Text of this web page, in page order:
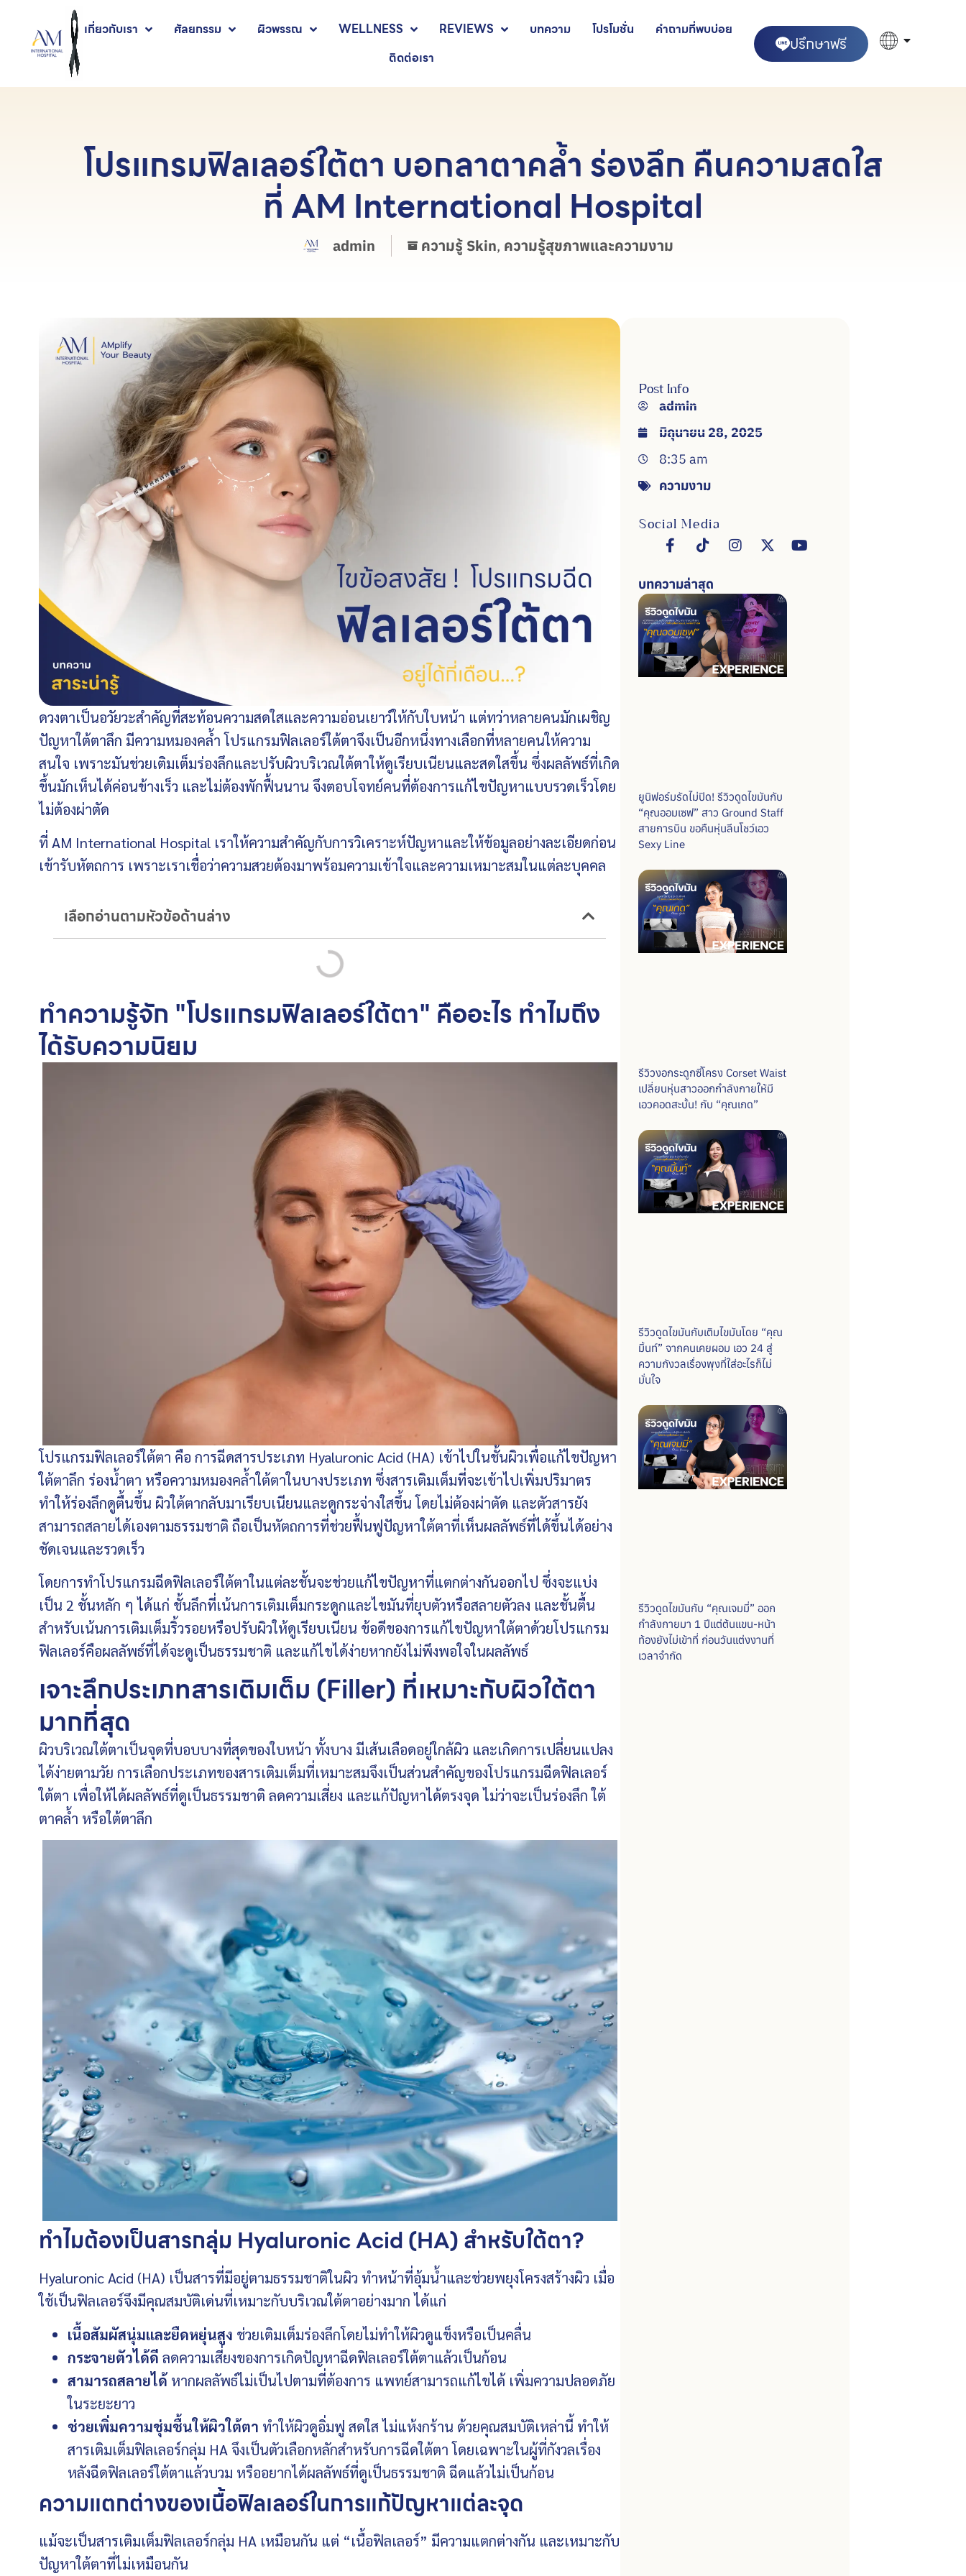
เกี่ยวกับเรา ศัลยกรรม ผิวพรรณ WELLNESS REVIEWS บทความ โปรโมชั่น
คำถามที่พบบ่อย
ติดต่อเรา
ปรึกษาฟรี
โปรแกรมฟิลเลอร์ใต้ตา บอกลาตาคล้ำ ร่องลึก คืนความสดใส
ที่ AM International Hospital
admin ความรู้ Skin, ความรู้สุขภาพและความงาม
ดวงตาเป็นอวัยวะสำคัญที่สะท้อนความสดใสและความอ่อนเยาว์ให้กับใบหน้า แต่ทว่าหลายคนมักเผชิญ
ปัญหาใต้ตาลึก มีความหมองคล้ำ โปรแกรมฟิลเลอร์ใต้ตาจึงเป็นอีกหนึ่งทางเลือกที่หลายคนให้ความ
สนใจ เพราะมันช่วยเติมเต็มร่องลึกและปรับผิวบริเวณใต้ตาให้ดูเรียบเนียนและสดใสขึ้น ซึ่งผลลัพธ์ที่เกิด
ขึ้นมักเห็นได้ค่อนข้างเร็ว และไม่ต้องพักฟื้นนาน จึงตอบโจทย์คนที่ต้องการแก้ไขปัญหาแบบรวดเร็วโดย
ไม่ต้องผ่าตัด
ที่ AM International Hospital เราให้ความสำคัญกับการวิเคราะห์ปัญหาและให้ข้อมูลอย่างละเอียดก่อน
เข้ารับหัตถการ เพราะเราเชื่อว่าความสวยต้องมาพร้อมความเข้าใจและความเหมาะสมในแต่ละบุคคล
เลือกอ่านตามหัวข้อด้านล่าง
ทำความรู้จัก "โปรแกรมฟิลเลอร์ใต้ตา" คืออะไร ทำไมถึง
ได้รับความนิยม
โปรแกรมฟิลเลอร์ใต้ตา คือ การฉีดสารประเภท Hyaluronic Acid (HA) เข้าไปในชั้นผิวเพื่อแก้ไขปัญหา
ใต้ตาลึก ร่องน้ำตา หรือความหมองคล้ำใต้ตาในบางประเภท ซึ่งสารเติมเต็มที่จะเข้าไปเพิ่มปริมาตร
ทำให้ร่องลึกดูตื้นขึ้น ผิวใต้ตากลับมาเรียบเนียนและดูกระจ่างใสขึ้น โดยไม่ต้องผ่าตัด และตัวสารยัง
สามารถสลายได้เองตามธรรมชาติ ถือเป็นหัตถการที่ช่วยฟื้นฟูปัญหาใต้ตาที่เห็นผลลัพธ์ที่ได้ขึ้นได้อย่าง
ชัดเจนและรวดเร็ว
โดยการทำโปรแกรมฉีดฟิลเลอร์ใต้ตาในแต่ละชั้นจะช่วยแก้ไขปัญหาที่แตกต่างกันออกไป ซึ่งจะแบ่ง
เป็น 2 ชั้นหลัก ๆ ได้แก่ ชั้นลึกที่เน้นการเติมเต็มกระดูกและไขมันที่ยุบตัวหรือสลายตัวลง และชั้นตื้น
สำหรับเน้นการเติมเต็มริ้วรอยหรือปรับผิวให้ดูเรียบเนียน ข้อดีของการแก้ไขปัญหาใต้ตาด้วยโปรแกรม
ฟิลเลอร์คือผลลัพธ์ที่ได้จะดูเป็นธรรมชาติ และแก้ไขได้ง่ายหากยังไม่พึงพอใจในผลลัพธ์
เจาะลึกประเภทสารเติมเต็ม (Filler) ที่เหมาะกับผิวใต้ตา
มากที่สุด
ผิวบริเวณใต้ตาเป็นจุดที่บอบบางที่สุดของใบหน้า ทั้งบาง มีเส้นเลือดอยู่ใกล้ผิว และเกิดการเปลี่ยนแปลง
ได้ง่ายตามวัย การเลือกประเภทของสารเติมเต็มที่เหมาะสมจึงเป็นส่วนสำคัญของโปรแกรมฉีดฟิลเลอร์
ใต้ตา เพื่อให้ได้ผลลัพธ์ที่ดูเป็นธรรมชาติ ลดความเสี่ยง และแก้ปัญหาได้ตรงจุด ไม่ว่าจะเป็นร่องลึก ใต้
ตาคล้ำ หรือใต้ตาลึก
ทำไมต้องเป็นสารกลุ่ม Hyaluronic Acid (HA) สำหรับใต้ตา?
Hyaluronic Acid (HA) เป็นสารที่มีอยู่ตามธรรมชาติในผิว ทำหน้าที่อุ้มน้ำและช่วยพยุงโครงสร้างผิว เมื่อ
ใช้เป็นฟิลเลอร์จึงมีคุณสมบัติเด่นที่เหมาะกับบริเวณใต้ตาอย่างมาก ได้แก่
เนื้อสัมผัสนุ่มและยืดหยุ่นสูง ช่วยเติมเต็มร่องลึกโดยไม่ทำให้ผิวดูแข็งหรือเป็นคลื่น
กระจายตัวได้ดี ลดความเสี่ยงของการเกิดปัญหาฉีดฟิลเลอร์ใต้ตาแล้วเป็นก้อน
สามารถสลายได้หากผลลัพธ์ไม่เป็นไปตามที่ต้องการ แพทย์สามารถแก้ไขได้ เพิ่มความปลอดภัย
ในระยะยาว
ช่วยเพิ่มความชุ่มชื้นให้ผิวใต้ตา ทำให้ผิวดูอิ่มฟู สดใส ไม่แห้งกร้าน ด้วยคุณสมบัติเหล่านี้ ทำให้
สารเติมเต็มฟิลเลอร์กลุ่ม HA จึงเป็นตัวเลือกหลักสำหรับการฉีดใต้ตา โดยเฉพาะในผู้ที่กังวลเรื่อง
หลังฉีดฟิลเลอร์ใต้ตาแล้วบวม หรืออยากได้ผลลัพธ์ที่ดูเป็นธรรมชาติ ฉีดแล้วไม่เป็นก้อน
ความแตกต่างของเนื้อฟิลเลอร์ในการแก้ปัญหาแต่ละจุด
แม้จะเป็นสารเติมเต็มฟิลเลอร์กลุ่ม HA เหมือนกัน แต่ “เนื้อฟิลเลอร์” มีความแตกต่างกัน และเหมาะกับ
ปัญหาใต้ตาที่ไม่เหมือนกัน
Post Info
admin
มิถุนายน 28, 2025
8:35 am
ความงาม
Social Media
บทความล่าสุด
ยูนิฟอร์มรัดไม่ปิด! รีวิวดูดไขมันกับ
“คุณออมเซฟ” สาว Ground Staff
สายการบิน ขอคืนหุ่นลีนโชว์เอว
Sexy Line
รีวิวงอกระดูกซี่โครง Corset Waist
เปลี่ยนหุ่นสาวออกกำลังกายให้มี
เอวคอดสะบั้น! กับ “คุณเกด”
รีวิวดูดไขมันกับเติมไขมันโดย “คุณ
มิ้นท์” จากคนเคยผอม เอว 24 สู่
ความกังวลเรื่องพุงที่ใส่อะไรก็ไม่
มั่นใจ
รีวิวดูดไขมันกับ “คุณเจมมี่” ออก
กำลังกายมา 1 ปีแต่ต้นแขน-หน้า
ท้องยังไม่เข้าที่ ก่อนวันแต่งงานที่
เวลาจำกัด